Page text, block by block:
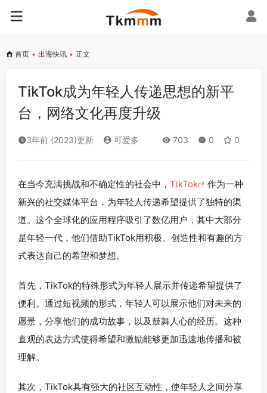
首页 • 出海快讯 • 正文
TikTok成为年轻人传递思想的新平
台，网络文化再度升级
3年前 (2023)更新 可爱多 703 0 0
在当今充满挑战和不确定性的社会中， TikTok
作为一种
新兴的社交媒体平台，为年轻人传递希望提供了独特的渠
道。这个全球化的应用程序吸引了数亿用户，其中大部分
是年轻一代，他们借助TikTok用积极、创造性和有趣的方
式表达自己的希望和梦想。
首先，TikTok的特殊形式为年轻人展示并传递希望提供了
便利。通过短视频的形式，年轻人可以展示他们对未来的
愿景，分享他们的成功故事，以及鼓舞人心的经历。这种
直观的表达方式使得希望和激励能够更加迅速地传播和被
理解。
其次，TikTok具有强大的社区互动性，使年轻人之间分享